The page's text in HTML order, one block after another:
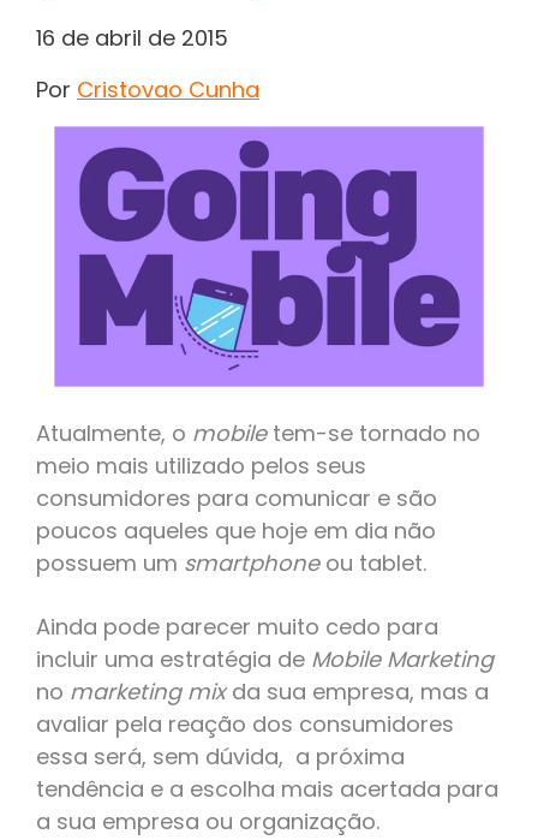
16 de abril de 2015
Por Cristovao Cunha
Atualmente, o mobiletem-se tornado no
meio mais utilizado pelos seus
consumidores para comunicar e são
poucos aqueles que hoje em dia não
possuem um smartphoneou tablet.
Ainda pode parecer muito cedo para
incluir uma estratégia de Mobile Marketing
no marketing mixda sua empresa, mas a
avaliar pela reação dos consumidores
essa será, sem dúvida, a próxima
tendência e a escolha mais acertada para
a sua empresa ou organização.